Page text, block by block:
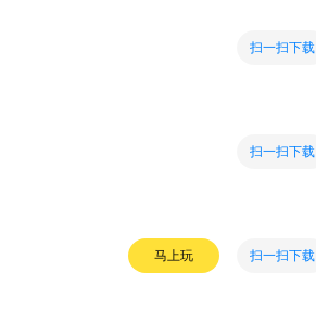
扫一扫下载
扫一扫下载
马上玩 扫一扫下载